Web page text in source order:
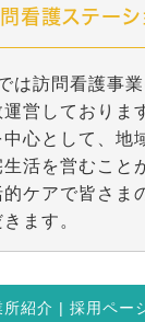
問看護ステーシ
は訪問看護事
営しておりま
心として、地
活を営むこと
ケアで皆さま
ます。
所紹介 | 採用ペー